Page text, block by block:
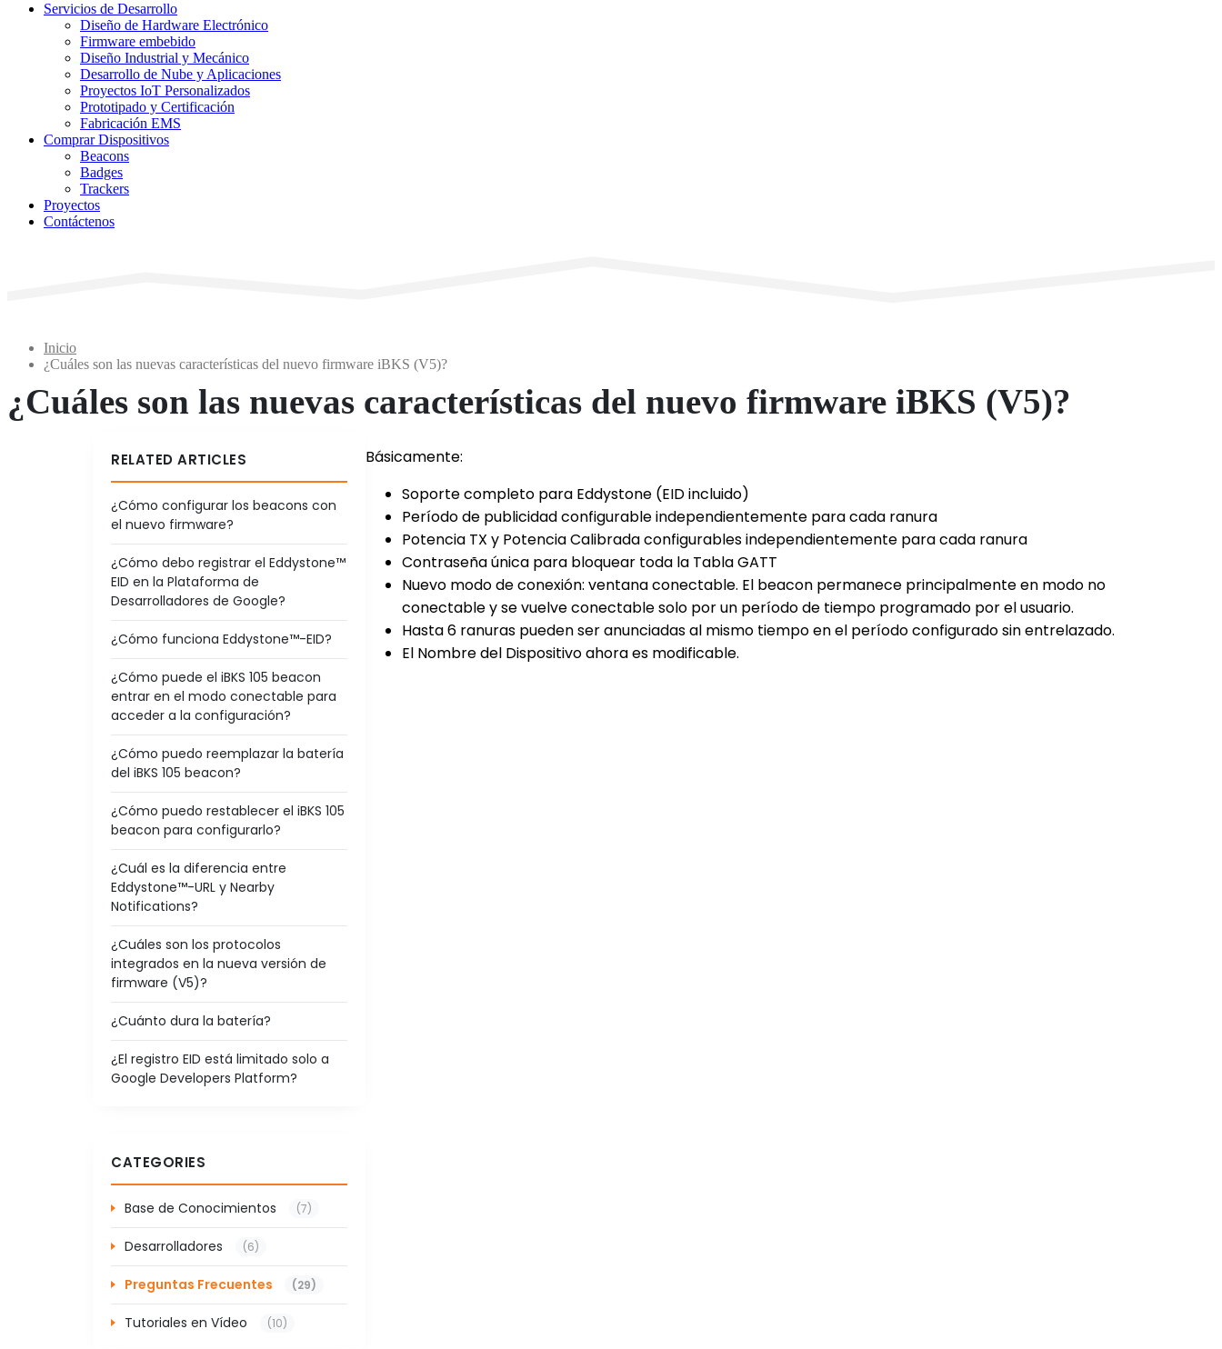
Servicios de Desarrollo
Diseño de Hardware Electrónico
Firmware embebido
Diseño Industrial y Mecánico
Desarrollo de Nube y Aplicaciones
Proyectos IoT Personalizados
Prototipado y Certificación
Fabricación EMS
Comprar Dispositivos
Beacons
Badges
Trackers
Proyectos
Contáctenos
Inicio
¿Cuáles son las nuevas características del nuevo firmware iBKS (V5)?
¿Cuáles son las nuevas características del nuevo firmware iBKS (V5)?
Básicamente:
Soporte completo para Eddystone (EID incluido)
Período de publicidad configurable independientemente para cada ranura
Potencia TX y Potencia Calibrada configurables independientemente para cada ranura
Contraseña única para bloquear toda la Tabla GATT
Nuevo modo de conexión: ventana conectable. El beacon permanece principalmente en modo no
conectable y se vuelve conectable solo por un período de tiempo programado por el usuario.
Hasta 6 ranuras pueden ser anunciadas al mismo tiempo en el período configurado sin entrelazado.
El Nombre del Dispositivo ahora es modificable.
RELATED ARTICLES
¿Cómo configurar los beacons con
el nuevo firmware?
¿Cómo debo registrar el Eddystone™
EID en la Plataforma de
Desarrolladores de Google?
¿Cómo funciona Eddystone™-EID?
¿Cómo puede el iBKS 105 beacon
entrar en el modo conectable para
acceder a la configuración?
¿Cómo puedo reemplazar la batería
del iBKS 105 beacon?
¿Cómo puedo restablecer el iBKS 105
beacon para configurarlo?
¿Cuál es la diferencia entre
Eddystone™-URL y Nearby
Notifications?
¿Cuáles son los protocolos
integrados en la nueva versión de
firmware (V5)?
¿Cuánto dura la batería?
¿El registro EID está limitado solo a
Google Developers Platform?
CATEGORIES
Base de Conocimientos (7)
Desarrolladores (6)
Preguntas Frecuentes (29)
Tutoriales en Vídeo (10)